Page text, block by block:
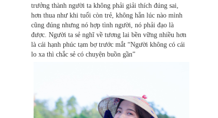
trưởng thành người ta không phải giải thích đúng sai,
hơn thua như khi tuổi còn trẻ, không hẳn lúc nào mình
cũng đúng nhưng nó hợp tình người, nó phải đạo là
được. Người ta sẻ nghĩ về tương lai bền vững nhiều hơn
là cái hạnh phúc tạm bợ trước mắt “Người không có cái
lo xa thì chắc sẻ có chuyện buồn gần”